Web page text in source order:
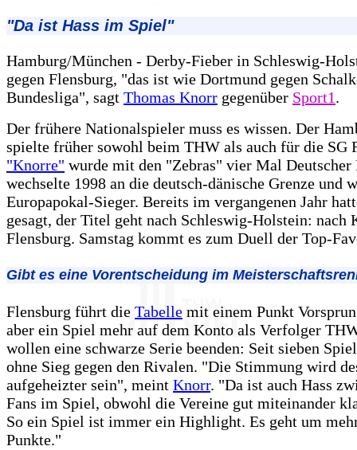
"Da ist Hass im Spiel"
Hamburg/München - Derby-Fieber in Schleswig-
gegen Flensburg, "das ist wie Dortmund gegen
Bundesliga", sagt Thomas Knorr gegenüber Sport1.
Der frühere Nationalspieler muss es wissen. Der
spielte früher sowohl beim THW als auch für die SG
"Knorre" wurde mit den "Zebras" vier Mal Deutscher
wechselte 1998 an die deutsch-dänische Grenze und
Europapokal-Sieger. Bereits im vergangenen Jahr
gesagt, der Titel geht nach Schleswig-Holstein: nach
Flensburg. Samstag kommt es zum Duell der Top-
Gibt es eine Vorentscheidung im
Flensburg führt die Tabelle mit einem Punkt
aber ein Spiel mehr auf dem Konto als Verfolger
wollen eine schwarze Serie beenden: Seit sieben
ohne Sieg gegen den Rivalen. "Die Stimmung wird
aufgeheizter sein", meint Knorr. "Da ist auch Hass
Fans im Spiel, obwohl die Vereine gut miteinander
So ein Spiel ist immer ein Highlight. Es geht um
Punkte."